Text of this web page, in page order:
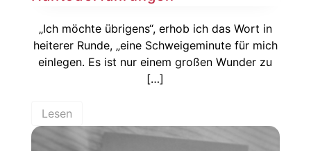
„Ich möchte übrigens“, erhob ich das Wort in
heiterer Runde, „eine Schweigeminute für mich
einlegen. Es ist nur einem großen Wunder zu
[…]
Lesen